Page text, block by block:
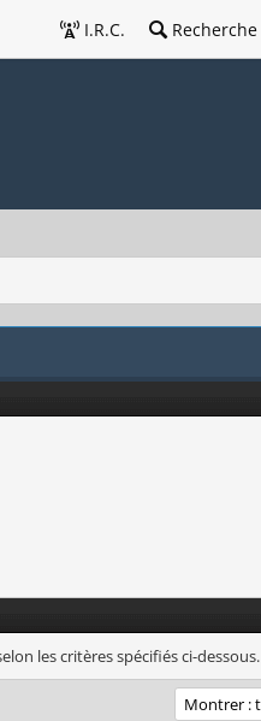
I.R.C. Recherche
les critères spécifiés ci-dessous.